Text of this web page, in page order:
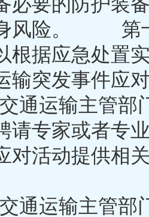
风险。 第
根据应急处置
运输突发事件
通运输主管部
请专家或者专
对活动提供相
通运输主管部